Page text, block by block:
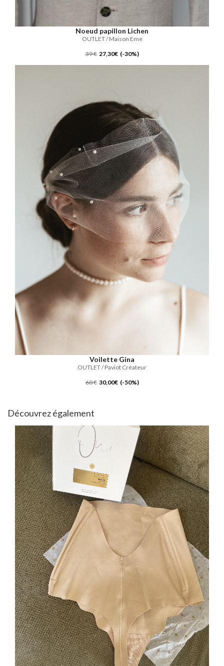
Noeud papillon Lichen
OUTLET / Maison Eme
39 € 27,30€ (-30%)
Voilette Gina
OUTLET / Paviot Créateur
60 € 30,00€ (-50%)
Découvrez également